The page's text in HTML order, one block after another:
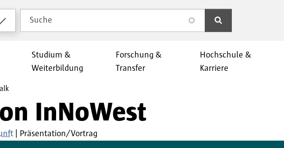
Suche
search
Studium &
Weiterbildung
Forschung &
Transfer
Hochschule &
Karriere
InNoWest
Präsentation/Vortrag